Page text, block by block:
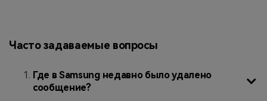
Часто задаваемые вопросы
Где в Samsung недавно было удалено
сообщение?